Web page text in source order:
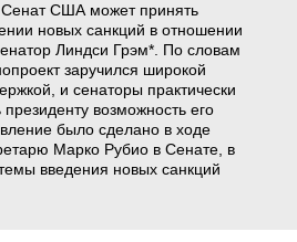
США может принять
новых санкций в отношении
Линдси Грэм*. По словам
заручился широкой
и сенаторы практически
президенту возможность его
было сделано в ходе
Марко Рубио в Сенате, в
введения новых санкций